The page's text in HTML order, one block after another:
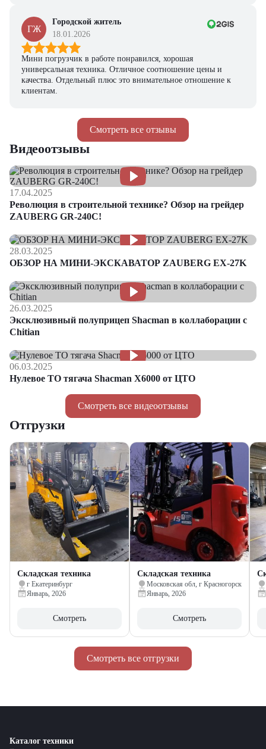
Смотреть все отзывы
ГЖ
Городской житель
18.01.2026
Мини погрузчик в работе понравился, хорошая
универсальная техника. Отличное соотношение цены и
качества. Отдельный плюс это внимательное отношение к
клиентам.
Смотреть все видеоотзывы
Видеоотзывы
17.04.2025
Революция в строительной технике? Обзор на грейдер
ZAUBERG GR-240C!
28.03.2025
ОБЗОР НА МИНИ-ЭКСКАВАТОР ZAUBERG EX-27K
26.03.2025
Эксклюзивный полуприцеп Shacman в коллаборации с
Chitian
06.03.2025
Нулевое ТО тягача Shacman Х6000 от ЦТО
Смотреть все отгрузки
Отгрузки
Складская техника
г Екатеринбург
Январь, 2026
Смотреть
Складская техника
Московская обл, г Красногорск
Январь, 2026
Смотреть
Каталог техники